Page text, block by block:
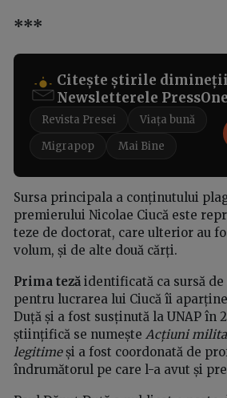
***
Citește știrile
Newsletterele PressOne
Revista Presei
Viața bună
Migrapop
Mai Bine
Sursa principala a conținutului
premierului Nicolae Ciucă este
teze de doctorat, care ulterior au
volum, și de alte două cărți.
Prima teză identificată ca sursă
pentru lucrarea lui Ciucă îi
Duță și a fost susținută la UNAP în
științifică se numește Acțiuni
legitimeși a fost coordonată de
îndrumătorul pe care l-a avut și